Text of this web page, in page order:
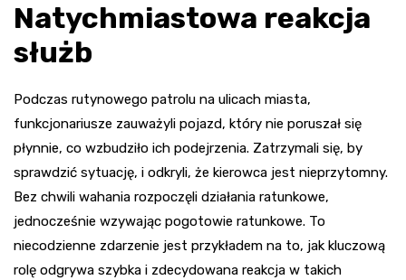
Natychmiastowa reakcja
służb
Podczas rutynowego patrolu na ulicach miasta,
funkcjonariusze zauważyli pojazd, który nie poruszał się
płynnie, co wzbudziło ich podejrzenia. Zatrzymali się, by
sprawdzić sytuację, i odkryli, że kierowca jest nieprzytomny.
Bez chwili wahania rozpoczęli działania ratunkowe,
jednocześnie wzywając pogotowie ratunkowe. To
niecodzienne zdarzenie jest przykładem na to, jak kluczową
rolę odgrywa szybka i zdecydowana reakcja w takich